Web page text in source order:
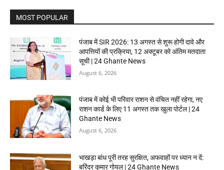
MOST POPULAR
पंजाब में SIR 2026: 13 अगस्त से शुरू होगी दावे और
आपत्तियों की प्रक्रिया, 12 अक्टूबर को अंतिम मतदाता
सूची | 24 Ghante News
August 6, 2026
पंजाब में कोई भी परिवार राशन से वंचित नहीं रहेगा, नए
राशन कार्ड के लिए 11 अगस्त तक खुला पोर्टल | 24
Ghante News
August 6, 2026
भाखड़ा बांध पूरी तरह सुरक्षित, अफवाहों पर ध्यान न दें:
बरिंदर कुमार गोयल | 24 Ghante News